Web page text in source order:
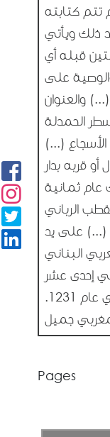
تتم كتابته
ذلك ويأتي
قبله أي
على
والعنوان
الحمدلة
(...)
قربه بدار
عام ثمانية
الرباني
(...) على يد
البناني
إحدى عشر
1231.
جميل
Pages